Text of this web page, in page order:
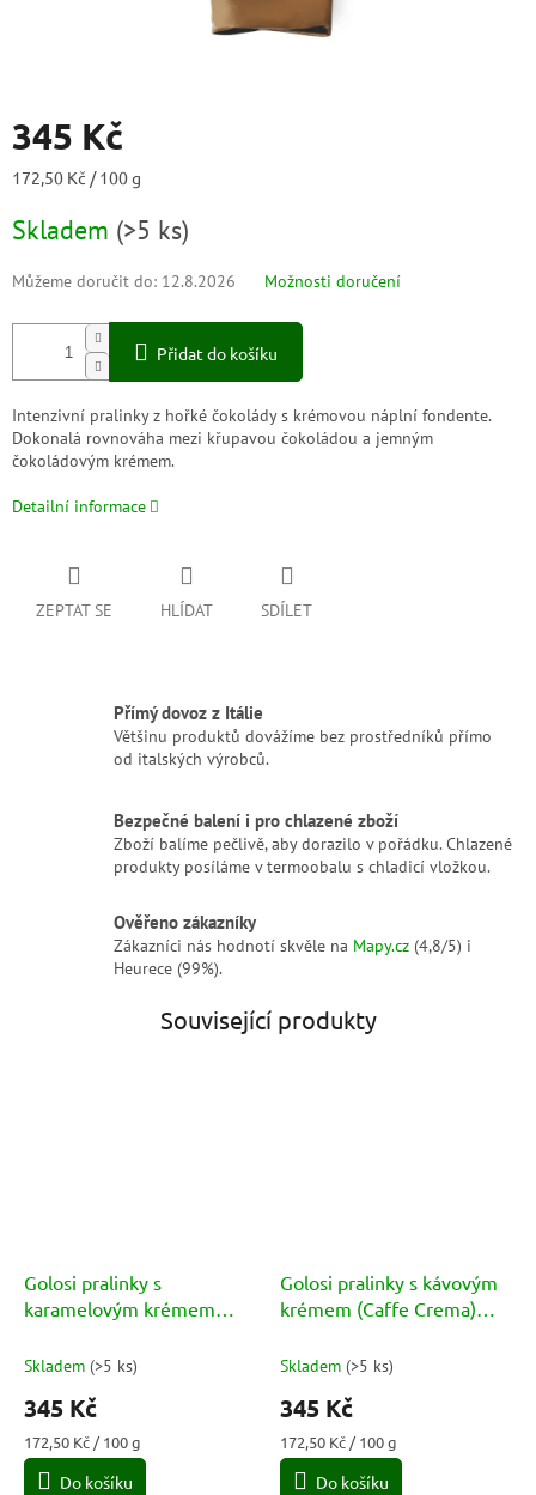
345 Kč
Měrná
172,50 Kč / 100 g
Skladem (>5 ks)
Můžeme doručit do: 12.8.2026 Možnosti doručení
Přidat do košíku
Intenzivní pralinky z hořké čokolády s krémovou náplní fondente.
Dokonalá rovnováha mezi křupavou čokoládou a jemným
čokoládovým krémem.
Detailní informace
ZEPTAT SE HLÍDAT SDÍLET
Přímý dovoz z Itálie
Většinu produktů dovážíme bez prostředníků přímo
od italských výrobců.
Bezpečné balení i pro chlazené zboží
Zboží balíme pečlivě, aby dorazilo v pořádku. Chlazené
produkty posíláme v termoobalu s chladicí vložkou.
Ověřeno zákazníky
Zákazníci nás hodnotí skvěle na Mapy.cz (4,8/5) i
Heurece (99%).
Související produkty
Golosi pralinky s
karamelovým krémem
Skladem (>5 ks)
345 Kč
Měrná
cena:
172,50 Kč / 100 g
Do košíku
Golosi pralinky s kávovým
krémem (Caffe Crema)
Skladem (>5 ks)
345 Kč
Měrná
cena:
172,50 Kč / 100 g
Do košíku